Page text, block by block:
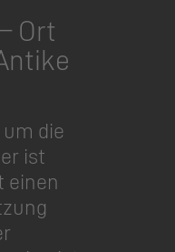
Ort
die
ist
einen